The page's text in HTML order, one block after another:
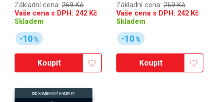
Základní cena: 269 Kč
Vaše cena s DPH: 242 Kč
Skladem
-10%
Koupit
Základní cena: 269 Kč
Vaše cena s DPH: 242 Kč
Skladem
-10%
Koupit